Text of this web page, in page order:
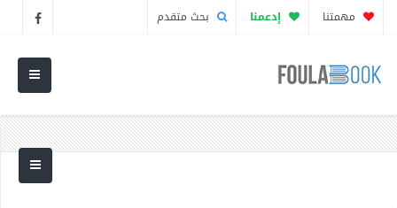
مهمتنا إدعمنا بحث متقدم